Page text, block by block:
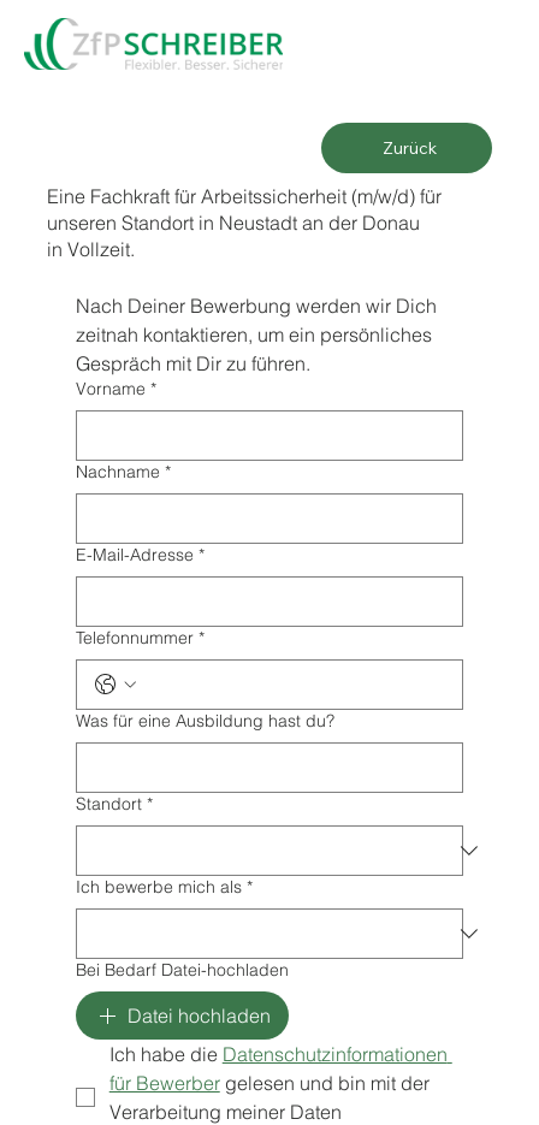
Zurück
Eine Fachkraft für Arbeitssicherheit (m/w/d) für
unseren Standort in Neustadt an der Donau
in Vollzeit.
Nach Deiner Bewerbung werden wir Dich
zeitnah kontaktieren, um ein persönliches
Gespräch mit Dir zu führen.
Vorname *
Nachname *
E-Mail-Adresse *
Telefonnummer *
Was für eine Ausbildung hast du?
Standort *
Ich bewerbe mich als *
Bei Bedarf Datei-hochladen
Datei hochladen
Ich habe die Datenschutzinformationen
für Bewerber gelesen und bin mit der
Verarbeitung meiner Daten